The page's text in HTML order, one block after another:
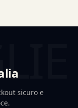
sicuro e